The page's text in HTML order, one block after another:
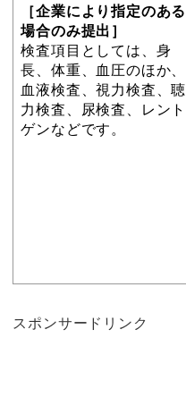
［企業により指定のある
場合のみ提出］
検査項目としては、身
長、体重、血圧のほか、
血液検査、視力検査、聴
力検査、尿検査、レント
ゲンなどです。
スポンサードリンク